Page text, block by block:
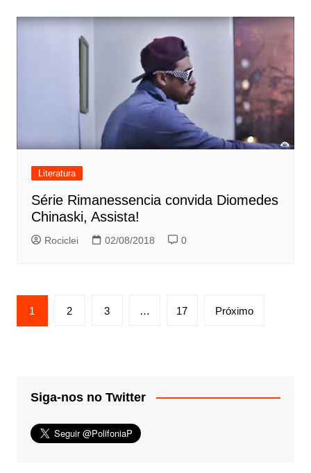
Literatura
Série Rimanessencia convida Diomedes
Chinaski, Assista!
Rociclei 02/08/2018 0
Paginação
de
1 2 3 … 17 Próximo
Siga-nos no Twitter